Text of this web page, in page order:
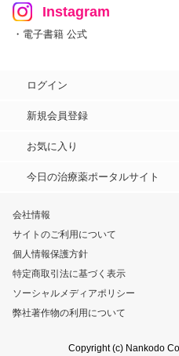
Instagram
・電子書籍 公式
ログイン
新規会員登録
お気に入り
今日の治療薬ポータルサイト
会社情報
サイトのご利用について
個人情報保護方針
特定商取引法に基づく表示
ソーシャルメディアポリシー
弊社著作物の利用について
Copyright (c) Nankodo